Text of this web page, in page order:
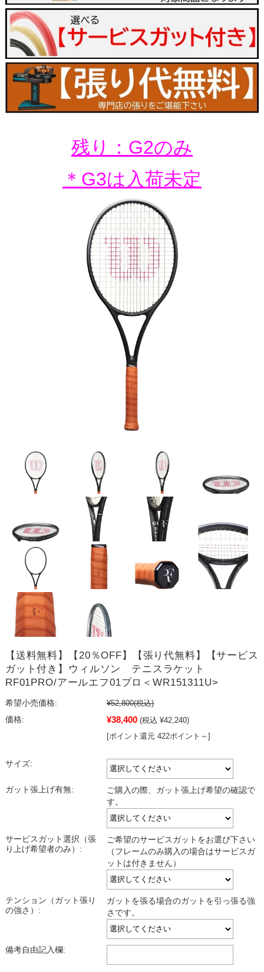
残り：G2のみ
＊G3は入荷未定
【送料無料】【20％OFF】【張り代無料】【サービス
ガット付き】ウィルソン テニスラケット
RF01PRO/アールエフ01プロ＜WR151311U>
希望小売価格: ¥52,800(税込)
価格:
¥38,400 (税込 ¥42,240)
[ポイント還元 422ポイント～]
サイズ:
ガット張上げ有無:
ご購入の際、ガット張上げ希望の確認で
す。
サービスガット選択（張
り上げ希望者のみ）:
ご希望のサービスガットをお選び下さい
（フレームのみ購入の場合はサービスガ
ットは付きません）
テンション（ガット張り
の強さ）:
ガットを張る場合のガットを引っ張る強
さです。
備考自由記入欄: